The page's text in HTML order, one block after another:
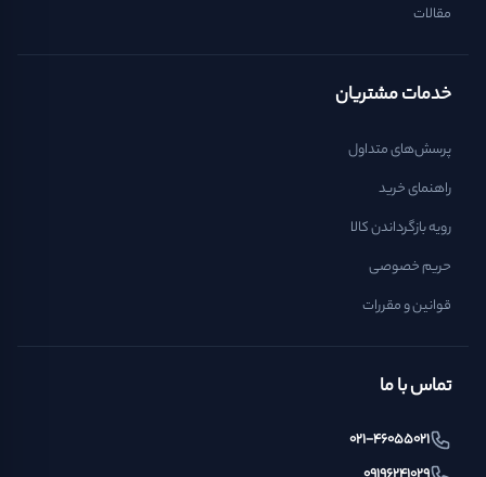
مقالات
خدمات مشتریان
پرسش‌های متداول
راهنمای خرید
رویه بازگرداندن کالا
حریم خصوصی
قوانین و مقررات
تماس با ما
021-46055021